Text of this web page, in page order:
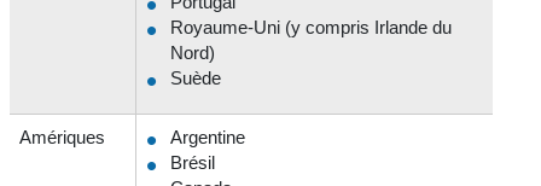
Royaume-Uni (y compris Irlande du
Nord)
Suède
Amériques
Argentine
Brésil